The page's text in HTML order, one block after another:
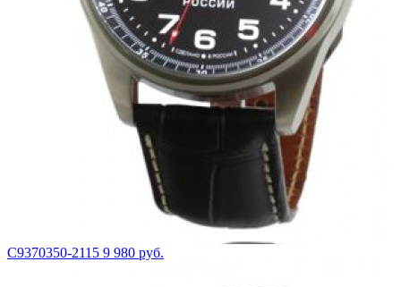
С9370350-2115 9 980 руб.